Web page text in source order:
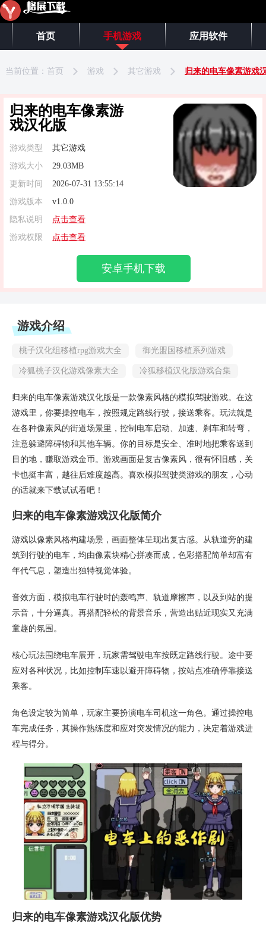
首页 手机游戏 应用软件
当前位置： 首页 游戏 其它游戏 归来的电车像素游戏
归来的电车像素游
戏汉化版
游戏类型
其它游戏
游戏大小
29.03MB
更新时间
2026-07-31 13:55:14
游戏版本
v1.0.0
隐私说明
点击查看
游戏权限
点击查看
安卓手机下载
游戏介绍
桃子汉化组移植rpg游戏大全 御光盟国移植系列游戏
冷狐桃子汉化游戏像素大全 冷狐移植汉化版游戏合集
归来的电车像素游戏汉化版是一款像素风格的模拟驾驶游戏。在这
游戏里，你要操控电车，按照规定路线行驶，接送乘客。玩法就是
在各种像素风的街道场景里，控制电车启动、加速、刹车和转弯，
注意躲避障碍物和其他车辆。你的目标是安全、准时地把乘客送到
目的地，赚取游戏金币。游戏画面是复古像素风，很有怀旧感，关
卡也挺丰富，越往后难度越高。喜欢模拟驾驶类游戏的朋友，心动
的话就来下载试试看吧！
归来的电车像素游戏汉化版简介
游戏以像素风格构建场景，画面整体呈现出复古感。从轨道旁的建
筑到行驶的电车，均由像素块精心拼凑而成，色彩搭配简单却富有
年代气息，塑造出独特视觉体验。
音效方面，模拟电车行驶时的轰鸣声、轨道摩擦声，以及到站的提
示音，十分逼真。再搭配轻松的背景音乐，营造出贴近现实又充满
童趣的氛围。
核心玩法围绕电车展开，玩家需驾驶电车按既定路线行驶。途中要
应对各种状况，比如控制车速以避开障碍物，按站点准确停靠接送
乘客。
角色设定较为简单，玩家主要扮演电车司机这一角色。通过操控电
车完成任务，其操作熟练度和应对突发情况的能力，决定着游戏进
程与得分。
归来的电车像素游戏汉化版优势